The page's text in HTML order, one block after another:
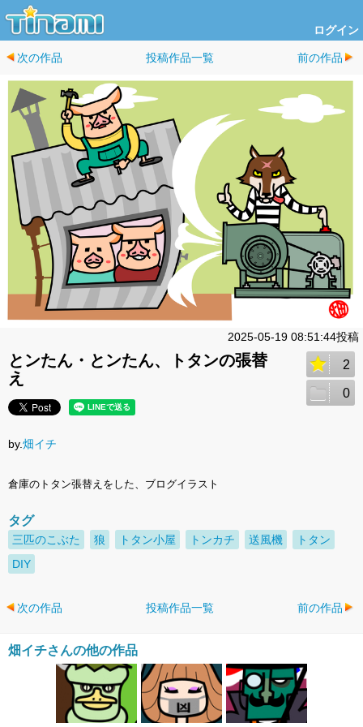
ログイン
次の作品 投稿作品一覧 前の作品
2025-05-19 08:51:44投稿
とンたん・とンたん、トタンの張替
え
2
0
by.畑イチ
倉庫のトタン張替えをした、ブログイラスト
タグ
三匹のこぶた 狼 トタン小屋 トンカチ 送風機
トタン
DIY
次の作品 投稿作品一覧 前の作品
畑イチさんの他の作品